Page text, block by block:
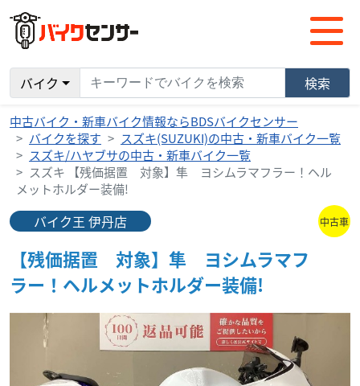
バイク 検索
中古バイク・新車バイク情報ならBDSバイクセンサー
バイクを探す
スズキ(SUZUKI)の中古・新車バイク一覧
スズキ/ハヤブサの中古・新車バイク一覧
スズキ 【残価据置 対象】隼 ヨシムラマフラー！ヘル
メットホルダー装備!
バイク王 伊丹店 中古車
【残価据置 対象】隼 ヨシムラマフ
ラー！ヘルメットホルダー装備!